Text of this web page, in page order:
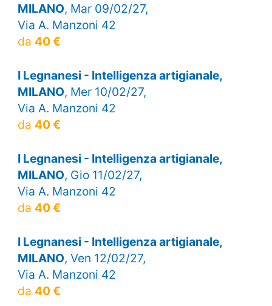
MILANO, Mar 09/02/27,
Via A. Manzoni 42
da 40 €
I Legnanesi - Intelligenza artigianale,
MILANO, Mer 10/02/27,
Via A. Manzoni 42
da 40 €
I Legnanesi - Intelligenza artigianale,
MILANO, Gio 11/02/27,
Via A. Manzoni 42
da 40 €
I Legnanesi - Intelligenza artigianale,
MILANO, Ven 12/02/27,
Via A. Manzoni 42
da 40 €